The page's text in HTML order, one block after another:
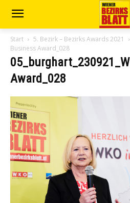
Start 5. Bezirk – Bezirks Awards 2021
Business Award_028
Award_028